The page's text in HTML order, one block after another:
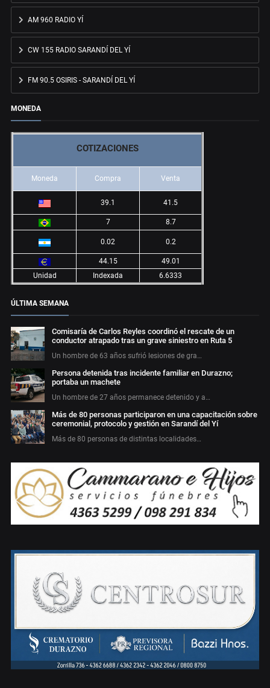
AM 960 RADIO YÍ
CW 155 RADIO SARANDÍ DEL YÍ
FM 90.5 OSIRIS - SARANDÍ DEL YÍ
MONEDA
COTIZACIONES
Moneda Compra Venta
39.1 41.5
7 8.7
0.02 0.2
44.15
49.01
Unidad
Indexada 6.6333
ÚLTIMA SEMANA
Comisaría de Carlos Reyles coordinó el rescate de un
conductor atrapado tras un grave siniestro en Ruta 5
Un hombre de 63 años sufrió lesiones de gra…
Persona detenida tras incidente familiar en Durazno;
portaba un machete
Un hombre de 27 años permanece detenido y a…
Más de 80 personas participaron en una capacitación sobre
ceremonial, protocolo y gestión en Sarandí del Yí
Más de 80 personas de distintas localidades…